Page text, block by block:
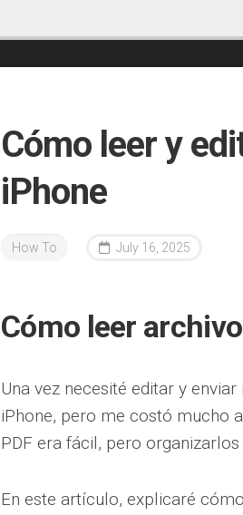
Cómo leer y
iPhone
How To July 16, 2025
Cómo leer
Una vez necesité editar y
iPhone, pero me costó mucho
PDF era fácil, pero
En este artículo, explicaré